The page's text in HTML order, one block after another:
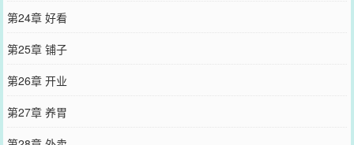
第24章 好看
第25章 铺子
第26章 开业
第27章 养胃